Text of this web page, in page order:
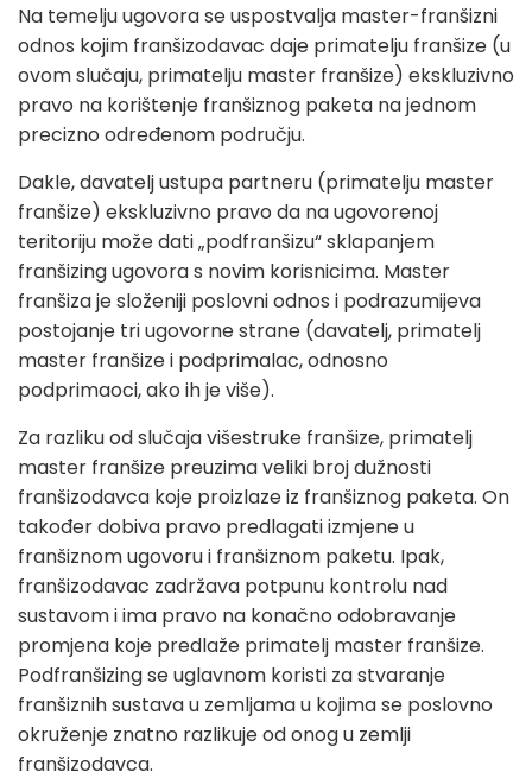
Na temelju ugovora se uspostvalja master-franšizni
odnos kojim franšizodavac daje primatelju franšize (u
ovom slučaju, primatelju master franšize) ekskluzivno
pravo na korištenje franšiznog paketa na jednom
precizno određenom području.
Dakle, davatelj ustupa partneru (primatelju master
franšize) ekskluzivno pravo da na ugovorenoj
teritoriju može dati „podfranšizu“ sklapanjem
franšizing ugovora s novim korisnicima. Master
franšiza je složeniji poslovni odnos i podrazumijeva
postojanje tri ugovorne strane (davatelj, primatelj
master franšize i podprimalac, odnosno
podprimaoci, ako ih je više).
Za razliku od slučaja višestruke franšize, primatelj
master franšize preuzima veliki broj dužnosti
franšizodavca koje proizlaze iz franšiznog paketa. On
također dobiva pravo predlagati izmjene u
franšiznom ugovoru i franšiznom paketu. Ipak,
franšizodavac zadržava potpunu kontrolu nad
sustavom i ima pravo na konačno odobravanje
promjena koje predlaže primatelj master franšize.
Podfranšizing se uglavnom koristi za stvaranje
franšiznih sustava u zemljama u kojima se poslovno
okruženje znatno razlikuje od onog u zemlji
franšizodavca.